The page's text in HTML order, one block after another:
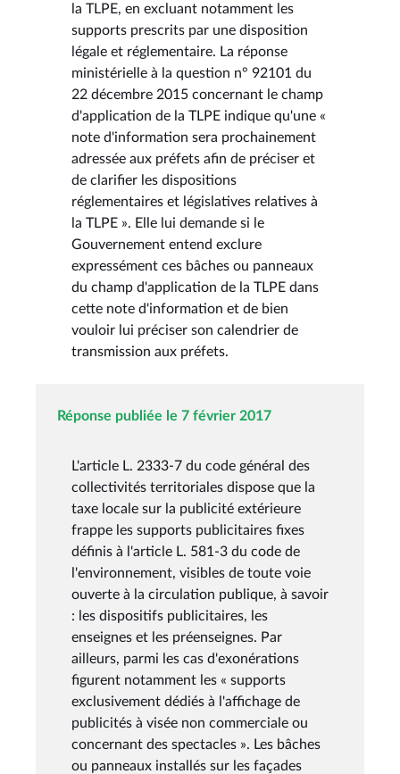
la TLPE, en excluant notamment les
supports prescrits par une disposition
légale et réglementaire. La réponse
ministérielle à la question n° 92101 du
22 décembre 2015 concernant le champ
d'application de la TLPE indique qu'une «
note d'information sera prochainement
adressée aux préfets afin de préciser et
de clarifier les dispositions
réglementaires et législatives relatives à
la TLPE ». Elle lui demande si le
Gouvernement entend exclure
expressément ces bâches ou panneaux
du champ d'application de la TLPE dans
cette note d'information et de bien
vouloir lui préciser son calendrier de
transmission aux préfets.
Réponse publiée le 7 février 2017
L'article L. 2333-7 du code général des
collectivités territoriales dispose que la
taxe locale sur la publicité extérieure
frappe les supports publicitaires fixes
définis à l'article L. 581-3 du code de
l'environnement, visibles de toute voie
ouverte à la circulation publique, à savoir
: les dispositifs publicitaires, les
enseignes et les préenseignes. Par
ailleurs, parmi les cas d'exonérations
figurent notamment les « supports
exclusivement dédiés à l'affichage de
publicités à visée non commerciale ou
concernant des spectacles ». Les bâches
ou panneaux installés sur les façades